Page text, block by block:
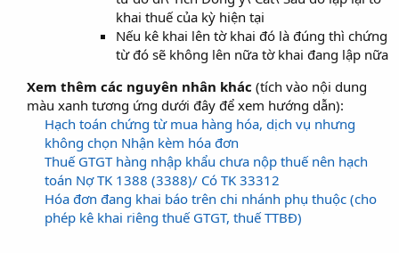
khai thuế của kỳ hiện tại
Nếu kê khai lên tờ khai đó là đúng thì chứng
từ đó sẽ không lên nữa tờ khai đang lập nữa
Xem thêm các nguyên nhân khác (tích vào nội dung
màu xanh tương ứng dưới đây để xem hướng dẫn):
Hạch toán chứng từ mua hàng hóa, dịch vụ nhưng
không chọn Nhận kèm hóa đơn
Thuế GTGT hàng nhập khẩu chưa nộp thuế nên hạch
toán Nợ TK 1388 (3388)/ Có TK 33312
Hóa đơn đang khai báo trên chi nhánh phụ thuộc (cho
phép kê khai riêng thuế GTGT, thuế TTBĐ)